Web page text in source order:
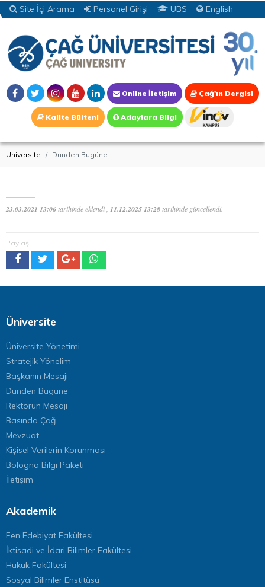
Site İçi Arama Personel Girişi UBS English
Online İletişim Çağ'ın Dergisi
Kalite Bülteni Adaylara Bilgi
Üniversite Dünden Bugüne
23.03.2021 13:06tarihinde eklendi , 11.12.2025 13:28tarihinde güncellendi.
Paylaş
Üniversite
Üniversite Yönetimi
Stratejik Yönelim
Başkanın Mesajı
Dünden Bugüne
Rektörün Mesajı
Basında Çağ
Mevzuat
Kişisel Verilerin Korunması
Bologna Bilgi Paketi
İletişim
Akademik
Fen Edebiyat Fakültesi
İktisadi ve İdari Bilimler Fakültesi
Hukuk Fakültesi
Sosyal Bilimler Enstitüsü